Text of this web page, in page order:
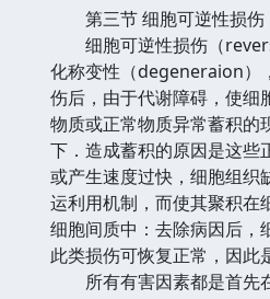
第三节 细胞可逆性损伤
细胞可逆性损伤（
化称变性（degeneraion）
伤后，由于代谢障碍，使细
物质或正常物质异常蓄积的
下．造成蓄积的原因是这些
或产生速度过快，细胞组织
运利用机制，而使其聚积在
细胞间质中：去除病因后，
此类损伤可恢复正常，因此
所有有害因素都是首先